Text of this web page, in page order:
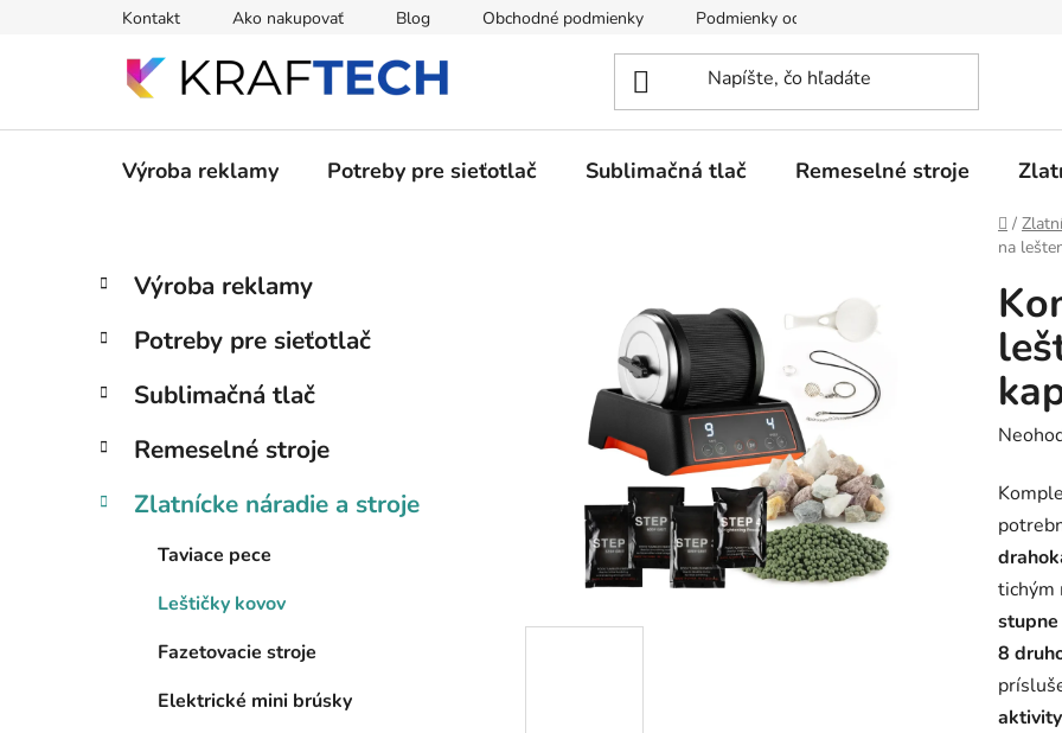
Kontakt Ako nakupovať Blog Obchodné podmienky Podmienky ochrany osobných údajov
Výroba reklamy Potreby pre sieťotlač Sublimačná tlač Remeselné stroje
Domov
/
na
B
č
ý
a
n
e
Preskočiť
kategórie
K
a
e
ó
i
Výroba reklamy
Potreby pre sieťotlač
Sublimačná tlač
Remeselné stroje
Zlatnícke náradie a stroje
Taviace pece
Leštičky kovov
Fazetovacie stroje
Elektrické mini brúsky
je
0,0
z
5
tichým
8
aktivity